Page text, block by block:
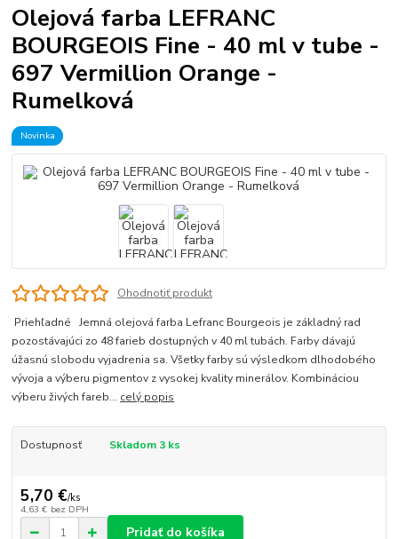
Olejová farba LEFRANC
BOURGEOIS Fine - 40 ml v tube -
697 Vermillion Orange -
Rumelková
Novinka
Ohodnotiť produkt
Priehľadné Jemná olejová farba Lefranc Bourgeois je základný rad
pozostávajúci zo 48 farieb dostupných v 40 ml tubách. Farby dávajú
úžasnú slobodu vyjadrenia sa. Všetky farby sú výsledkom dlhodobého
vývoja a výberu pigmentov z vysokej kvality minerálov. Kombináciou
výberu živých fareb... celý popis
Dostupnosť Skladom 3 ks
5,70 €/ks
4,63 € bez DPH
Pridať do košíka